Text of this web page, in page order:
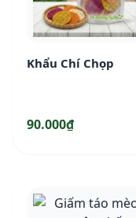
Khẩu Chí Chọp
90.000₫